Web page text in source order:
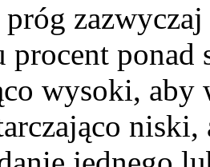
zazwyczaj
procent
wysoki, aby
niski,